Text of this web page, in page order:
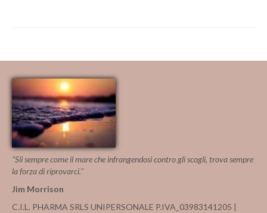
"Sii sempre come il mare che infrangendosi contro gli scogli, trova sempre
la forza di riprovarci."
Jim Morrison
C.I.L. PHARMA SRLS UNIPERSONALE P.IVA_03983141205 |